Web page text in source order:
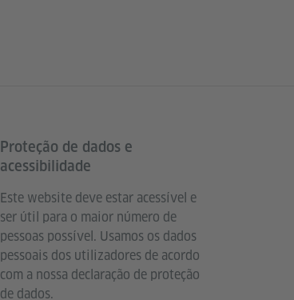
Proteção de dados e
acessibilidade
Este website deve estar acessível e
ser útil para o maior número de
pessoas possível. Usamos os dados
pessoais dos utilizadores de acordo
com a nossa declaração de proteção
de dados.